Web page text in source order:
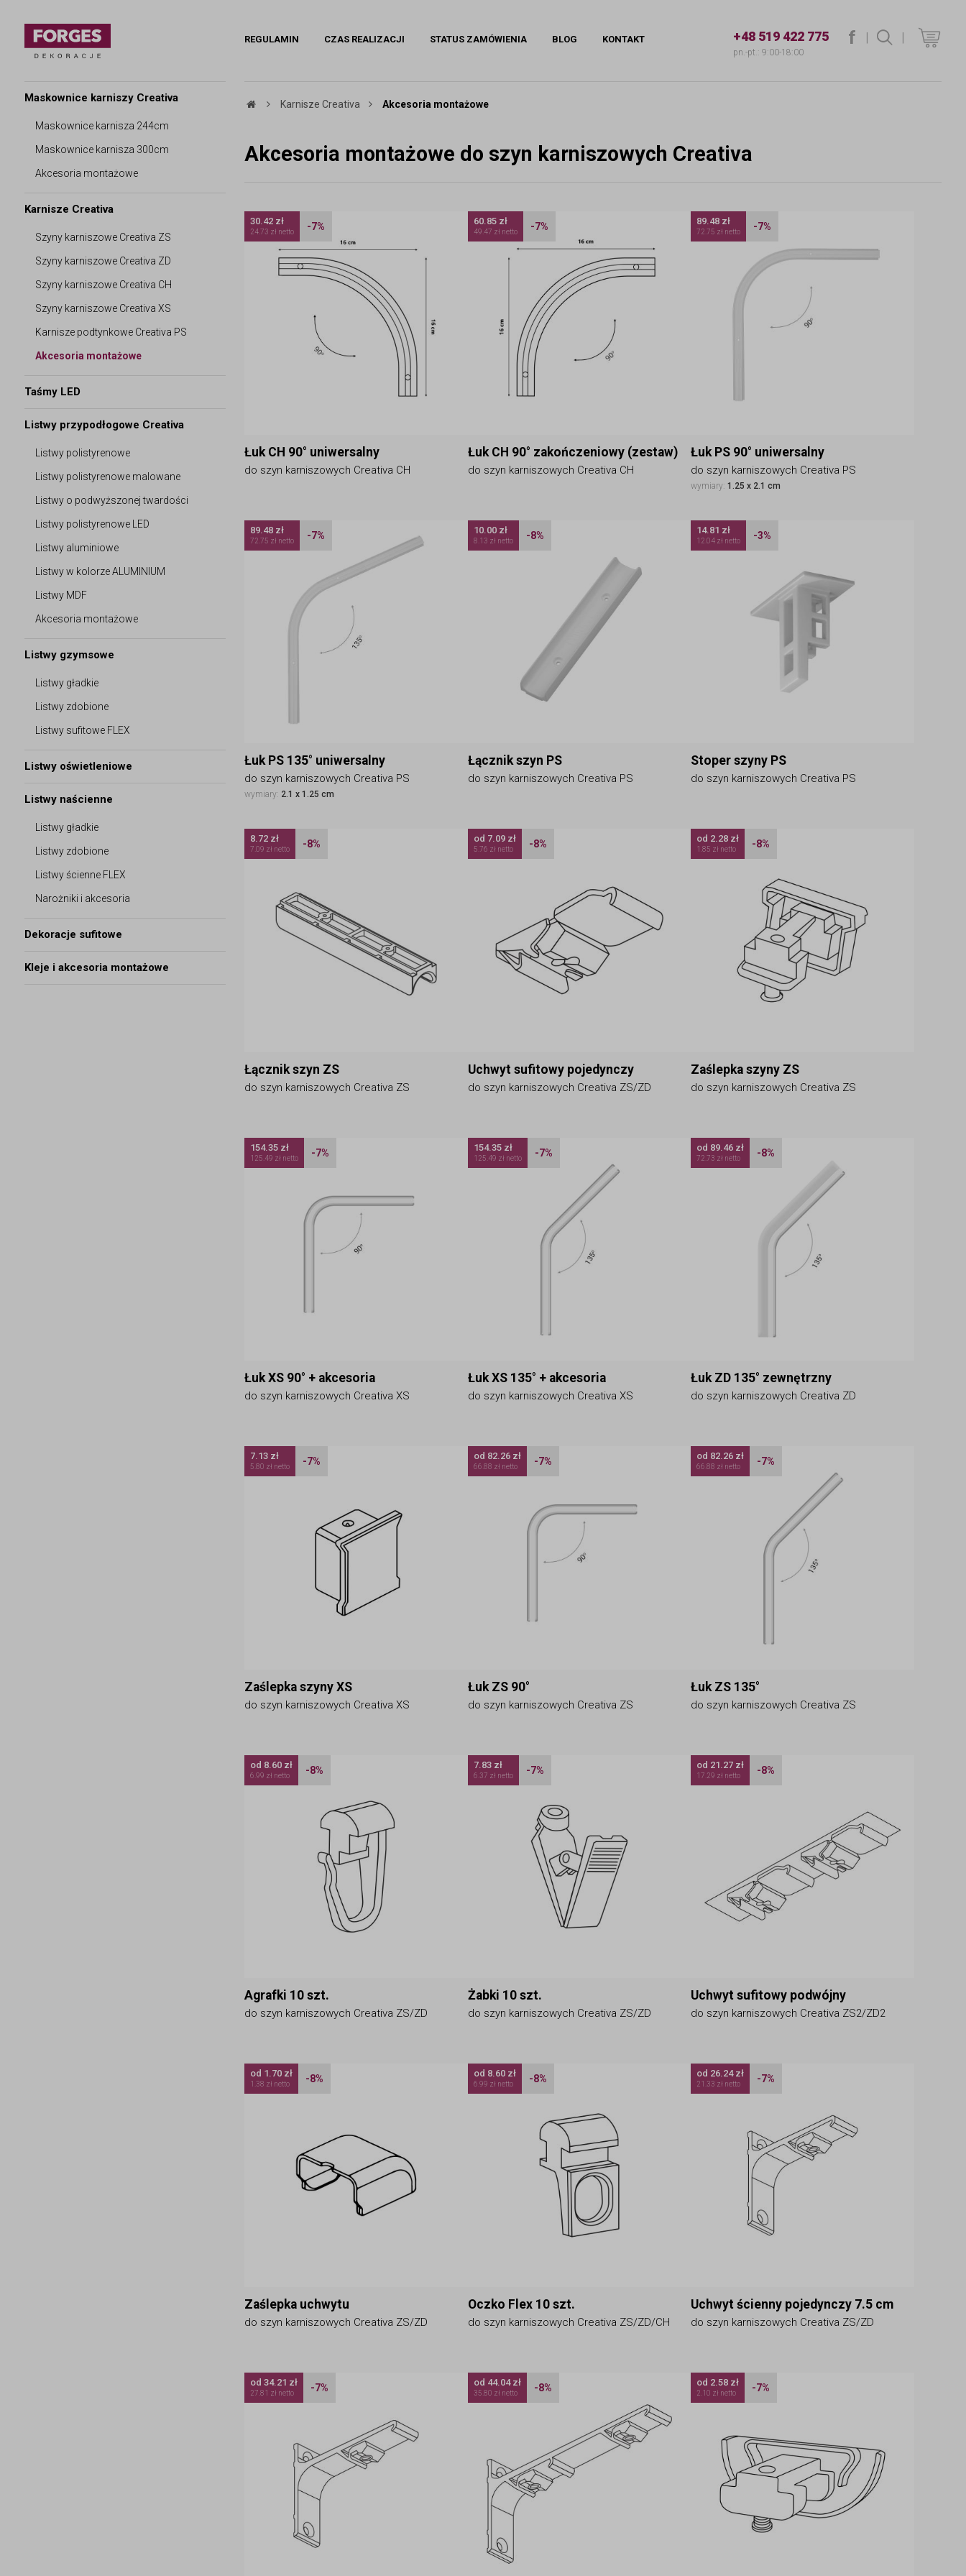
REGULAMIN CZAS REALIZACJI STATUS ZAMÓWIENIA BLOG KONTAKT f | szukaj
|
+48 519 422 775
pn.-pt.: 9:00-18:00
Maskownice karniszy Creativa
Maskownice karnisza 244cm
Maskownice karnisza 300cm
Akcesoria montażowe
Karnisze Creativa
Szyny karniszowe Creativa ZS
Szyny karniszowe Creativa ZD
Szyny karniszowe Creativa CH
Szyny karniszowe Creativa XS
Karnisze podtynkowe Creativa PS
Akcesoria montażowe
Taśmy LED
Listwy przypodłogowe Creativa
Listwy polistyrenowe
Listwy polistyrenowe malowane
Listwy o podwyższonej twardości
Listwy polistyrenowe LED
Listwy aluminiowe
Listwy w kolorze ALUMINIUM
Listwy MDF
Akcesoria montażowe
Listwy gzymsowe
Listwy gładkie
Listwy zdobione
Listwy sufitowe FLEX
Listwy oświetleniowe
Listwy naścienne
Listwy gładkie
Listwy zdobione
Listwy ścienne FLEX
Narożniki i akcesoria
Dekoracje sufitowe
Kleje i akcesoria montażowe
Karnisze Creativa Akcesoria montażowe
Akcesoria montażowe do szyn karniszowych Creativa
Łuk CH 90° uniwersalny
do szyn karniszowych Creativa CH
30.42 zł
24.73 zł netto -7%
Łuk CH 90° zakończeniowy (zestaw)
do szyn karniszowych Creativa CH
60.85 zł
49.47 zł netto -7%
Łuk PS 90° uniwersalny
do szyn karniszowych Creativa PS
wymiary:1.25 x 2.1 cm
89.48 zł
72.75 zł netto -7%
Łuk PS 135° uniwersalny
do szyn karniszowych Creativa PS
wymiary: 2.1 x 1.25 cm
89.48 zł
72.75 zł netto -7%
Łącznik szyn PS
do szyn karniszowych Creativa PS
10.00 zł
8.13 zł netto -8%
Stoper szyny PS
do szyn karniszowych Creativa PS
14.81 zł
12.04 zł netto -3%
Łącznik szyn ZS
do szyn karniszowych Creativa ZS
8.72 zł
7.09 zł netto -8%
Uchwyt sufitowy pojedynczy
do szyn karniszowych Creativa ZS/ZD
od 7.09 zł
5.76 zł netto -8%
Zaślepka szyny ZS
do szyn karniszowych Creativa ZS
od 2.28 zł
1.85 zł netto -8%
Łuk XS 90° + akcesoria
do szyn karniszowych Creativa XS
154.35 zł
125.49 zł netto -7%
Łuk XS 135° + akcesoria
do szyn karniszowych Creativa XS
154.35 zł
125.49 zł netto -7%
Łuk ZD 135° zewnętrzny
do szyn karniszowych Creativa ZD
od 89.46 zł
72.73 zł netto -8%
Zaślepka szyny XS
do szyn karniszowych Creativa XS
7.13 zł
5.80 zł netto -7%
Łuk ZS 90°
do szyn karniszowych Creativa ZS
od 82.26 zł
66.88 zł netto -7%
Łuk ZS 135°
do szyn karniszowych Creativa ZS
od 82.26 zł
66.88 zł netto -7%
Agrafki 10 szt.
do szyn karniszowych Creativa ZS/ZD
od 8.60 zł
6.99 zł netto -8%
Żabki 10 szt.
do szyn karniszowych Creativa ZS/ZD
7.83 zł
6.37 zł netto -7%
Uchwyt sufitowy podwójny
do szyn karniszowych Creativa ZS2/ZD2
od 21.27 zł
17.29 zł netto -8%
Zaślepka uchwytu
do szyn karniszowych Creativa ZS/ZD
od 1.70 zł
1.38 zł netto -8%
Oczko Flex 10 szt.
do szyn karniszowych Creativa ZS/ZD/CH
od 8.60 zł
6.99 zł netto -8%
Uchwyt ścienny pojedynczy 7.5 cm
do szyn karniszowych Creativa ZS/ZD
od 26.24 zł
21.33 zł netto -7%
od 34.21 zł
27.81 zł netto -7% od 44.04 zł
35.80 zł netto -8% od 2.58 zł
2.10 zł netto -7%